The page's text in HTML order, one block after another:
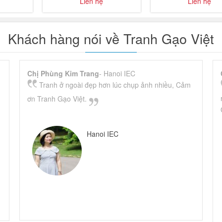
Khách hàng nói về Tranh Gạo Việt
Chị Phùng Kim Trang- Hanoi IEC
Tranh ở ngoài đẹp hơn lúc chụp ảnh nhiều, Cảm
ơn Tranh Gạo Việt.
Hanoi IEC